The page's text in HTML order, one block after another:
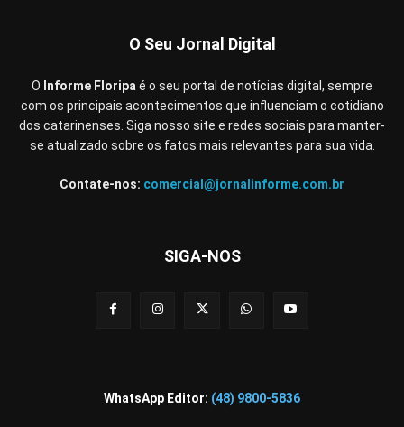
O Seu Jornal Digital
O Informe Floripaé o seu portal de notícias digital, sempre
com os principais acontecimentos que influenciam o cotidiano
dos catarinenses. Siga nosso site e redes sociais para manter-
se atualizado sobre os fatos mais relevantes para sua vida.
Contate-nos: comercial@jornalinforme.com.br
SIGA-NOS
WhatsApp Editor: (48) 9800-5836